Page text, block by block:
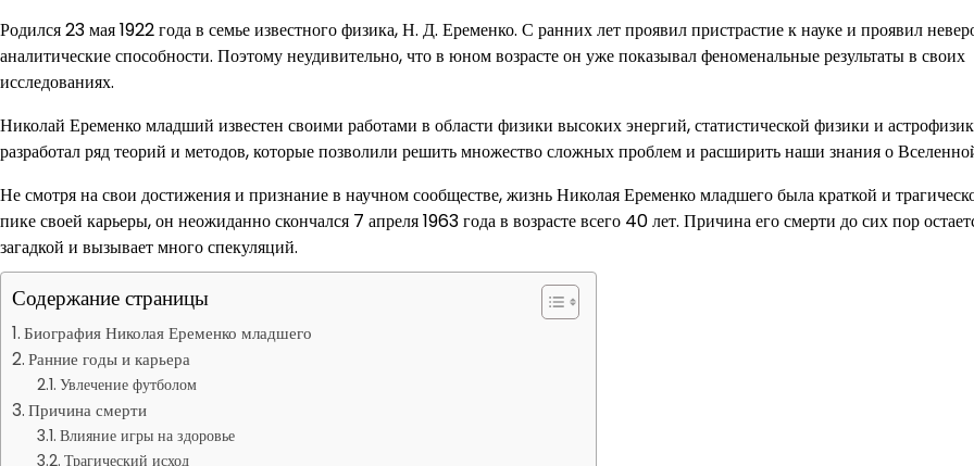
Родился 23 мая 1922 года в семье известного физика, Н. Д. Еременко. С ранних лет проявил пристрастие к науке и проявил
аналитические способности. Поэтому неудивительно, что в юном возрасте он уже показывал феноменальные результаты в своих
исследованиях.
Николай Еременко младший известен своими работами в области физики высоких энергий, статистической физики и
разработал ряд теорий и методов, которые позволили решить множество сложных проблем и расширить наши знания о
Не смотря на свои достижения и признание в научном сообществе, жизнь Николая Еременко младшего была краткой и
пике своей карьеры, он неожиданно скончался 7 апреля 1963 года в возрасте всего 40 лет. Причина его смерти до сих пор
загадкой и вызывает много спекуляций.
Содержание страницы
Биография Николая Еременко младшего
Ранние годы и карьера
Увлечение футболом
Причина смерти
Влияние игры на здоровье
Трагический исход